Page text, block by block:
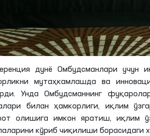
дунё Омбудсманлари учун
мутаҳкамлашда ва
Унда Омбудсманнинг
билан ҳамкорлиги, иқлим
олишига имкон яратиш, иқлим
кўриб чиқилиши борасидаги